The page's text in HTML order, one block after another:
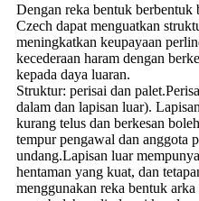
Dengan reka bentuk berbentuk
Czech dapat menguatkan
meningkatkan keupayaan
kecederaan haram dengan
kepada daya luaran.
Struktur: perisai dan
dalam dan lapisan luar).
kurang telus dan berkesan
tempur pengawal dan anggota
undang.Lapisan luar
hentaman yang kuat, dan
menggunakan reka bentuk